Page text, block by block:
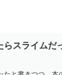
らスライムだ